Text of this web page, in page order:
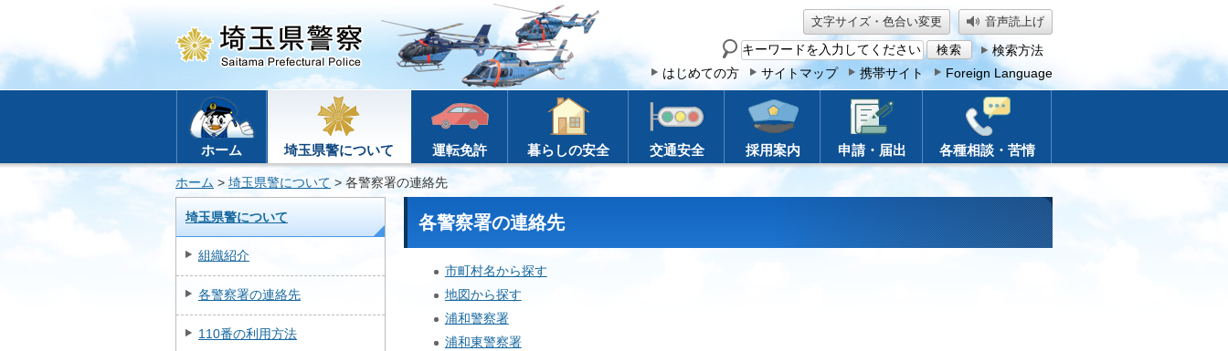
文字サイズ・色合い変更 音声読上げ
サ
イ
ト
検索方法
はじめての方
サイトマップ 携帯サイト Foreign Language
ホーム 埼玉県警について 運転免許 暮らしの安全 交通安全 採用案内 申請・届出 各種相談・苦情
ホーム > 埼玉県警について > 各警察署の連絡先
埼玉県警について
組織紹介
各警察署の連絡先
110番の利用方法
各警察署の連絡先
市町村名から探す
地図から探す
浦和警察署
浦和東警察署